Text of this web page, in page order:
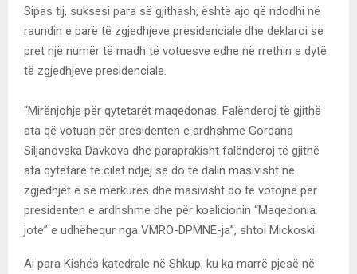
Sipas tij, suksesi para së gjithash, është ajo që ndodhi në
raundin e parë të zgjedhjeve presidenciale dhe deklaroi se
pret një numër të madh të votuesve edhe në rrethin e dytë
të zgjedhjeve presidenciale.
“Mirënjohje për qytetarët maqedonas. Falënderoj të gjithë
ata që votuan për presidenten e ardhshme Gordana
Siljanovska Davkova dhe paraprakisht falënderoj të gjithë
ata qytetarë të cilët ndjej se do të dalin masivisht në
zgjedhjet e së mërkurës dhe masivisht do të votojnë për
presidenten e ardhshme dhe për koalicionin “Maqedonia
jote” e udhëhequr nga VMRO-DPMNE-ja”, shtoi Mickoski.
Ai para Kishës katedrale në Shkup, ku ka marrë pjesë në